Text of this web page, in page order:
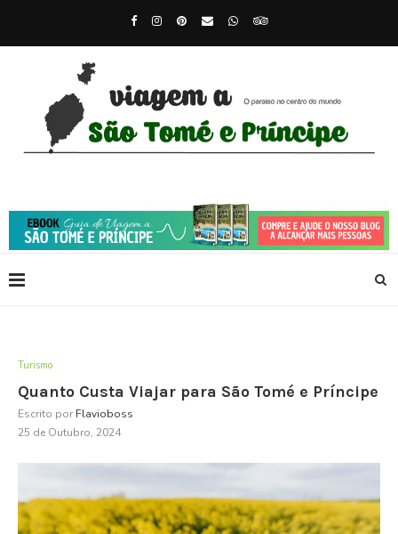
Turismo
Quanto Custa Viajar para São Tomé e Príncipe
Escrito por Flavioboss
25 de Outubro, 2024